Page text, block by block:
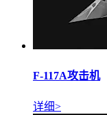
F-117A攻击机
详细>